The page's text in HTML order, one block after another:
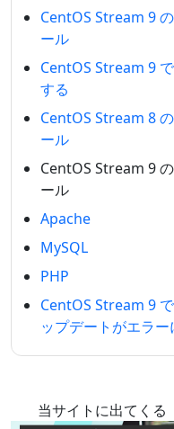
CentOS Stream 9
ール
CentOS Stream 9
する
CentOS Stream 8
ール
CentOS Stream 9
ール
Apache
MySQL
PHP
CentOS Stream 9
ップデートがエラ
当サイトに出てくる